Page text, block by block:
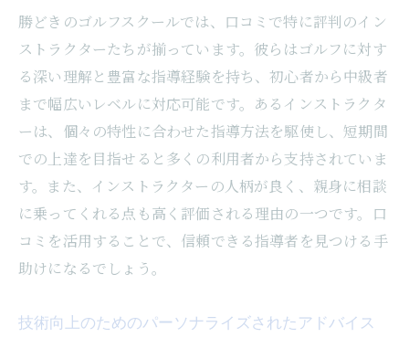
勝どきのゴルフスクールでは、口コミで特に評判のイン
ストラクターたちが揃っています。彼らはゴルフに対す
る深い理解と豊富な指導経験を持ち、初心者から中級者
まで幅広いレベルに対応可能です。あるインストラクタ
ーは、個々の特性に合わせた指導方法を駆使し、短期間
での上達を目指せると多くの利用者から支持されていま
す。また、インストラクターの人柄が良く、親身に相談
に乗ってくれる点も高く評価される理由の一つです。口
コミを活用することで、信頼できる指導者を見つける手
助けになるでしょう。
技術向上のためのパーソナライズされたアドバイス